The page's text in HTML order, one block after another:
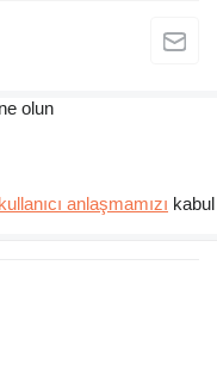
olun
kullanıcı anlaşmamızı kabul